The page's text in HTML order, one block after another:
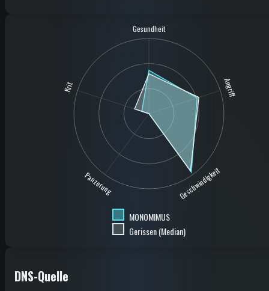
Gesundheit
Angriff
Geschwindigkeit
Panzerung
Krit
MONOMIMUS
Gerissen (Median)
DNS-Quelle